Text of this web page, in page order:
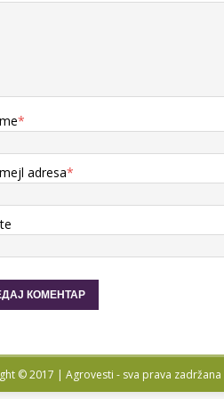
*
adresa*
© 2017 | Agrovesti - sva prava zadržana